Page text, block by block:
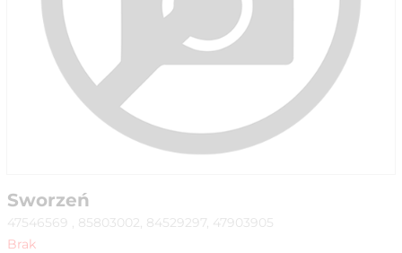
Sworzeń
47546569 , 85803002, 84529297, 47903905
Brak